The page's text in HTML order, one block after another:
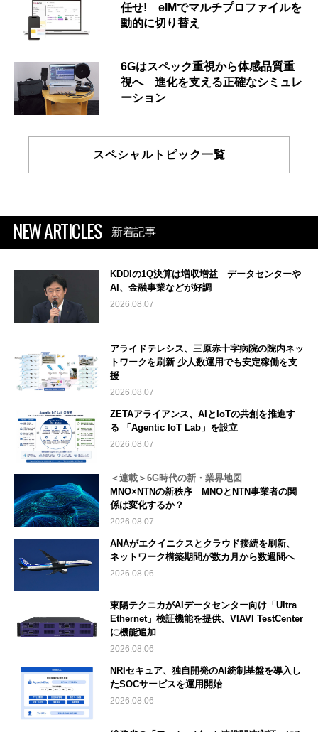
任せ! eIMでマルチプロファイルを
動的に切り替え
6Gはスペック重視から体感品質重
視へ 進化を支える正確なシミュレ
ーション
スペシャルトピック一覧
NEW ARTICLES 新着記事
KDDIの1Q決算は増収増益 データセンターや
AI、金融事業などが好調
2026.08.07
アライドテレシス、三原赤十字病院の院内ネッ
トワークを刷新 少人数運用でも安定稼働を支
援
2026.08.07
ZETAアライアンス、AIとIoTの共創を推進す
る 「Agentic IoT Lab」を設立
2026.08.07
＜連載＞6G時代の新・業界地図
MNO×NTNの新秩序 MNOとNTN事業者の関
係は変化するか？
2026.08.07
ANAがエクイニクスとクラウド接続を刷新、
ネットワーク構築期間が数カ月から数週間へ
2026.08.06
東陽テクニカがAIデータセンター向け「Ultra
Ethernet」検証機能を提供、VIAVI TestCenter
に機能追加
2026.08.06
NRIセキュア、独自開発のAI統制基盤を導入し
たSOCサービスを運用開始
2026.08.06